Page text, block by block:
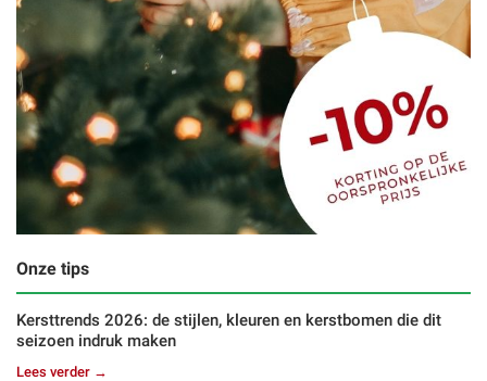
Onze tips
Kersttrends 2026: de stijlen, kleuren en kerstbomen die dit
seizoen indruk maken
Lees verder →